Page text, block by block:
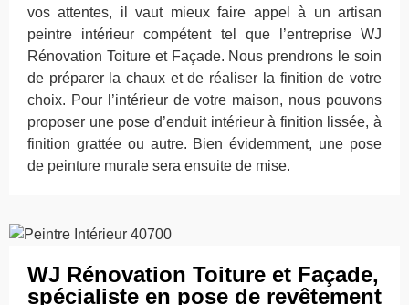
vos attentes, il vaut mieux faire appel à un artisan
peintre intérieur compétent tel que l’entreprise WJ
Rénovation Toiture et Façade. Nous prendrons le soin
de préparer la chaux et de réaliser la finition de votre
choix. Pour l’intérieur de votre maison, nous pouvons
proposer une pose d’enduit intérieur à finition lissée, à
finition grattée ou autre. Bien évidemment, une pose
de peinture murale sera ensuite de mise.
WJ Rénovation Toiture et Façade,
spécialiste en pose de revêtement